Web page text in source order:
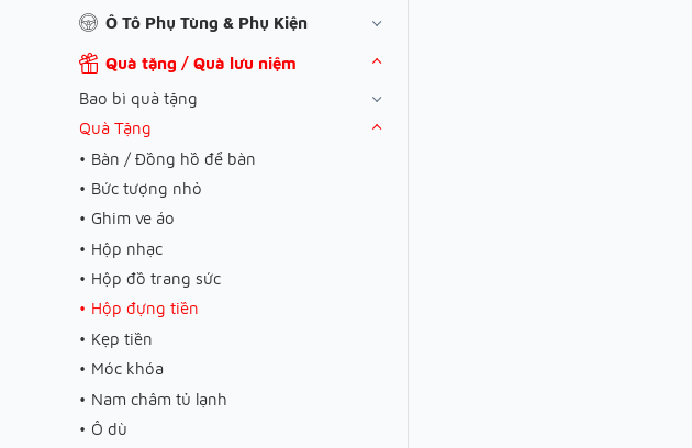
Ô Tô Phụ Tùng & Phụ Kiện
Quà tặng / Quà lưu niệm
Bao bì quà tặng
Quà Tặng
Bàn / Đồng hồ để bàn
Bức tượng nhỏ
Ghim ve áo
Hộp nhạc
Hộp đồ trang sức
Hộp đựng tiền
Kẹp tiền
Móc khóa
Nam châm tủ lạnh
Ô dù